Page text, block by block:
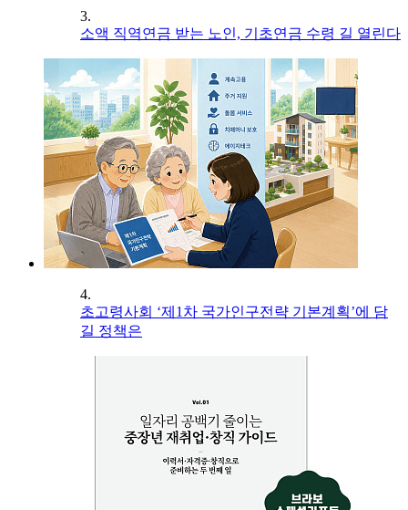
3.
소액 직역연금 받는 노인, 기초연금 수령 길 열린다
4.
초고령사회 ‘제1차 국가인구전략 기본계획’에 담
길 정책은